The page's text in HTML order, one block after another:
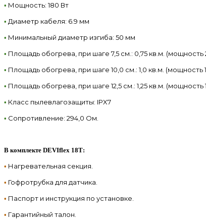
• Мощность: 180 Вт
• Диаметр кабеля: 6.9 мм
• Минимальный диаметр изгиба: 50 мм
• Площадь обогрева, при шаге 7,5 см.: 0,75 кв.м. (мощность
• Площадь обогрева, при шаге 10,0 см.: 1,0 кв.м. (мощность
• Площадь обогрева, при шаге 12,5 см.: 1,25 кв.м. (мощность
• Класс пылевлагозащиты: IPX7
• Сопротивление: 294,0 Ом.
В комплекте DEVIflex 18Т:
• Нагревательная секция.
• Гофротрубка для датчика.
• Паспорт и инструкция по установке.
• Гарантийный талон.